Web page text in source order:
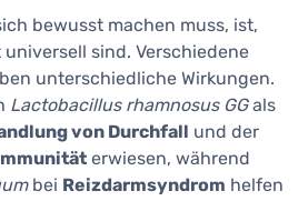
bewusst machen muss, ist,
sind. Verschiedene
unterschiedliche Wirkungen.
Lactobacillus rhamnosus GGals
von Durchfall und der
erwiesen, während
bei Reizdarmsyndrom helfen